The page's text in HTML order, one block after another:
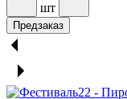
шт
Предзаказ